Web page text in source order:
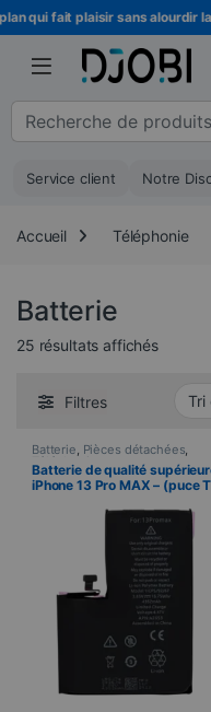
Skip to navigation
Skip to content
qui fait plaisir sans alourdir la
Recherche pour :
Service client Notre
Accueil Téléphonie
Batterie
25 résultats affichésTrié du
Filtres
Batterie, Pièces détachées,
Téléphonie
Batterie de qualité
iPhone 13 Pro MAX – (puce